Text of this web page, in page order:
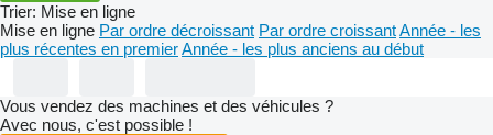
Trier: Mise en ligne
Mise en ligne Par ordre décroissant Par ordre croissantAnnée - les
plus récentes en premierAnnée - les plus anciens au début
Vous vendez des machines et des véhicules ?
Avec nous, c'est possible !